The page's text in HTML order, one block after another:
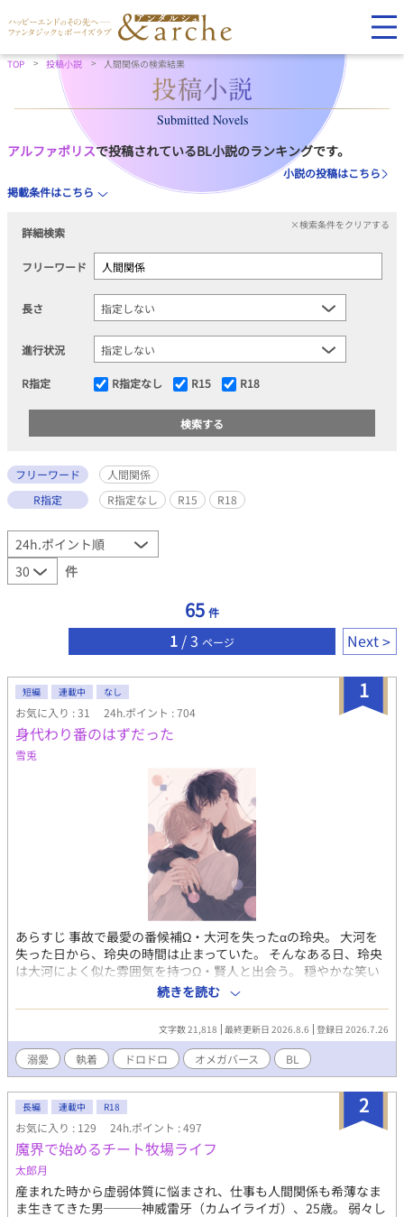
TOP 投稿小説 人間関係の検索結果
Submitted Novels
アルファポリスで投稿されているBL小説のランキングです。
小説の投稿はこちら
掲載条件はこちら
詳細検索
×検索条件をクリアする
フリーワード
長さ
進行状況
R指定 R指定なし R15 R18
フリーワード
人間関係
R指定
R指定なし R15 R18
件
65 件
1 / 3 ページ Next
1
短編 連載中 なし
お気に入り : 31 24h.ポイント : 704
身代わり番のはずだった
雪兎
あらすじ 事故で最愛の番候補Ω・大河を失ったαの玲央。 大河を
失った日から、玲央の時間は止まっていた。 そんなある日、玲央
は大河によく似た雰囲気を持つΩ・賢人と出会う。 穏やかな笑い
方。 人を優先してしまう性格。 そして、どこか寂しげな横顔。 玲
央は賢人に告げる。 「愛することはできない。」 「それでもいい
なら、傍にいてほしい。」 大河の代わり。 賢人はそれを理解した
上で、玲央の隣を選んだ。 やがて玲央は気づく。 賢人は大河では
ない。 けれど、大河よりも賢人を目で追っている自分に。 賢人の
笑顔に安堵し、 賢人の涙に胸を痛め、 賢人がいない部屋に耐えら
れなくなっていく。 そんな中、賢人に真っ直ぐな好意を向ける
α・瑛二が現れる。 賢人を一人の人間として見て、 代用品ではな
く、 「賢人自身」を愛そうとする男。 その存在は、玲央の中に眠
っていた独占欲を暴き出した。 誰と話したのか。 どこへ行ったの
か。 なぜ笑ったのか。 なぜ自分ではない男の名前を呼ぶのか。
玲央の愛は、次第に形を失っていく。 瑛二の仕事を奪い、 人間関
係を壊し、 賢人の周囲から少しずつ居場所を消していく。 賢人の
世界から、 玲央以外の選択肢を消していく。 「お前が悪いん
続きを読む
文字数 21,818 最終更新日 2026.8.6 登録日 2026.7.26
溺愛 執着 ドロドロ オメガバース BL
2
長編 連載中 R18
お気に入り : 129 24h.ポイント : 497
魔界で始めるチート牧場ライフ
太郎月
産まれた時から虚弱体質に悩まされ、仕事も人間関係も希薄なま
ま生きてきた男───神威雷牙（カムイライガ）、25歳。 弱々し